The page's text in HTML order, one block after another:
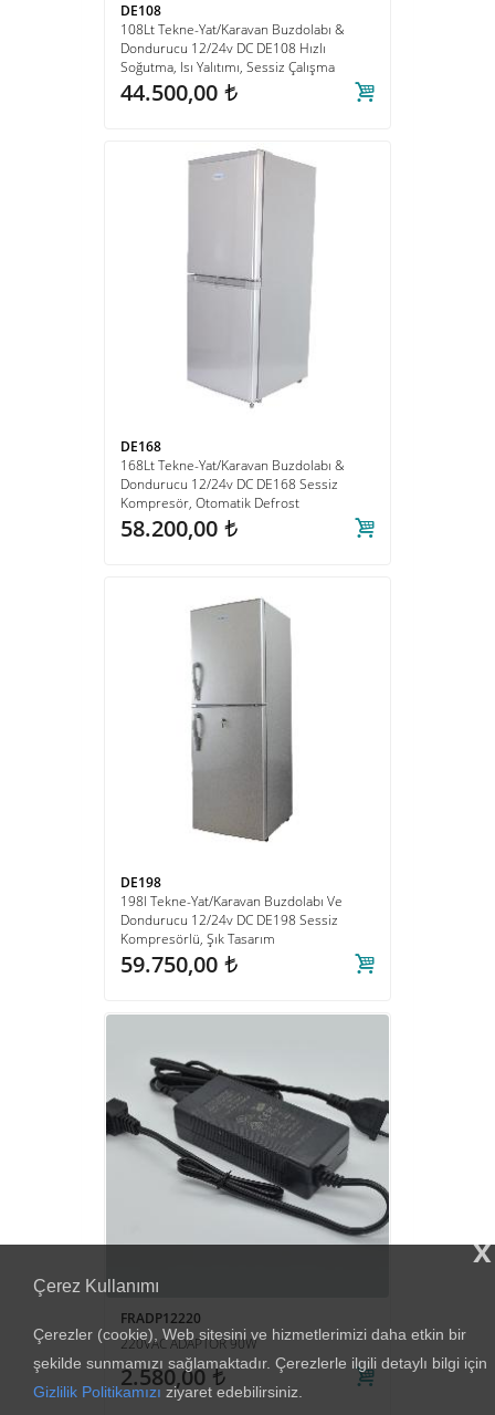
DE108
108Lt Tekne-Yat/Karavan Buzdolabı &
Dondurucu 12/24v DC DE108 Hızlı
Soğutma, Isı Yalıtımı, Sessiz Çalışma
44.500,00 t
DE168
168Lt Tekne-Yat/Karavan Buzdolabı &
Dondurucu 12/24v DC DE168 Sessiz
Kompresör, Otomatik Defrost
58.200,00 t
DE198
198l Tekne-Yat/Karavan Buzdolabı Ve
Dondurucu 12/24v DC DE198 Sessiz
Kompresörlü, Şık Tasarım
59.750,00 t
FRADP12220
220VAC ADAPTÖR 90W
2.580,00 t
x
Çerez Kullanımı
Çerezler (cookie), Web sitesini ve hizmetlerimizi daha etkin bir
şekilde sunmamızı sağlamaktadır. Çerezlerle ilgili detaylı bilgi için
Gizlilik Politikamızı ziyaret edebilirsiniz.